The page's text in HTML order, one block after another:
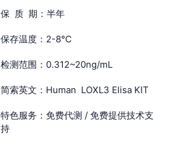
保 质 期：半年
保存温度：2-8℃
检测范围：0.312~20ng/mL
简索英文：Human LOXL3 Elisa KIT
特色服务：免费代测 / 免费提供技术支
持